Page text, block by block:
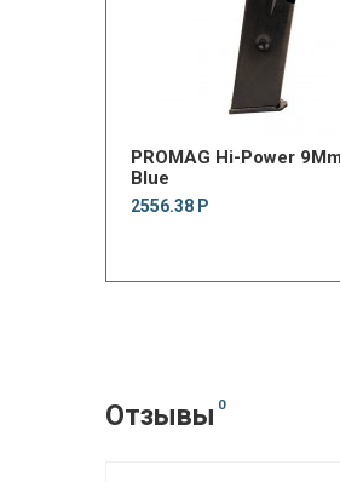
PROMAG Hi-Power
Blue
2556.38 Р
Отзывы 0